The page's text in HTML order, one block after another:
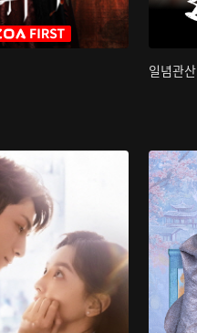
일념관산